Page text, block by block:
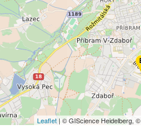
Leaflet | © GIScience Heidelberg, ©